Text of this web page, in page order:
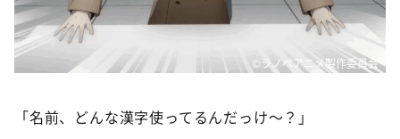
©ラノベアニメ製作委員会
「名前、どんな漢字使ってるんだっけ～？」